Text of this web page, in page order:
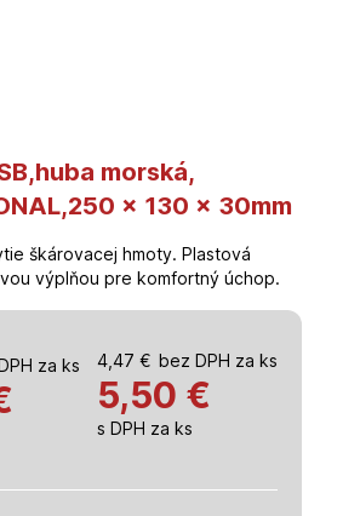
morská,
x 130 x 30mm
škárovacej hmoty. Plastová
výplňou pre komfortný úchop.
za ks 4,47 € bez DPH za ks
5,50 €
s DPH za ks